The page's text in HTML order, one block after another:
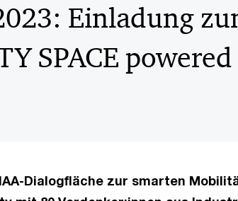
Einladung
SPACE
Dialogfläche zur smarten